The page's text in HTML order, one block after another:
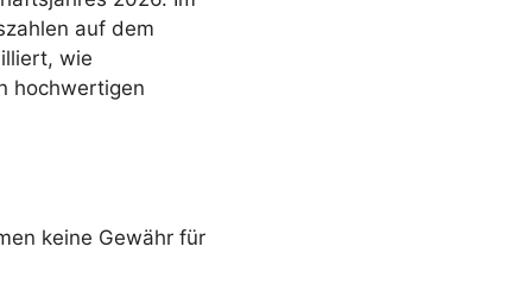
auf dem
wie
hochwertigen
keine Gewähr für